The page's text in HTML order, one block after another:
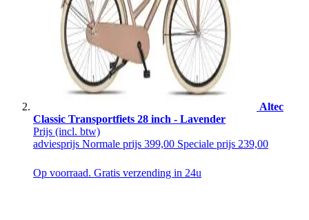
Altec
Classic Transportfiets 28 inch - Lavender
Prijs (incl. btw)
adviesprijs Normale prijs 399,00 Speciale prijs 239,00
Op voorraad. Gratis verzending in 24u